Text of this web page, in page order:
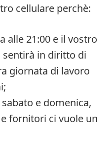
cellulare perchè:
alle 21:00 e il vostro
in diritto di
giornata di lavoro
e domenica,
fornitori ci vuole un